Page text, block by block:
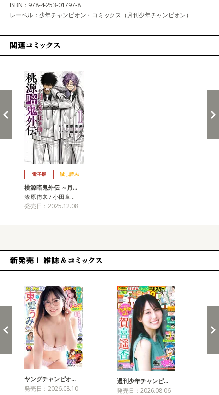
ISBN：978-4-253-01797-8
レーベル：少年チャンピオン・コミックス（月刊少年チャンピオン）
電子版 試し読み
桃源暗鬼外伝 ～月…
漆原侑来 / 小田童…
発売日：2025.12.08
ヤングチャンピオ…
発売日：2026.08.10
週刊少年チャンピ…
発売日：2026.08.06